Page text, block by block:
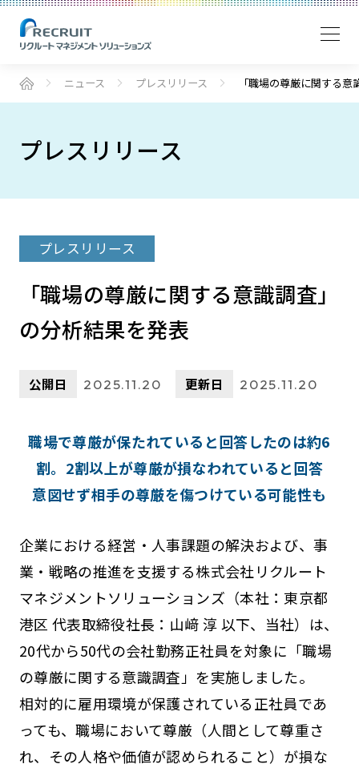
ニュース プレスリリース 「職場の尊厳に関する
プレスリリース
プレスリリース
「職場の尊厳に関する意識調査」
の分析結果を発表
公開日 2025.11.20 更新日 2025.11.20
職場で尊厳が保たれていると回答したのは約6
割。2割以上が尊厳が損なわれていると回答
意図せず相手の尊厳を傷つけている可能性も
企業における経営・人事課題の解決および、事
業・戦略の推進を支援する株式会社リクルート
マネジメントソリューションズ（本社：東京都
港区 代表取締役社長：山﨑 淳 以下、当社）は、
20代から50代の会社勤務正社員を対象に「職場
の尊厳に関する意識調査」を実施しました。
相対的に雇用環境が保護されている正社員であ
っても、職場において尊厳（人間として尊重さ
れ、その人格や価値が認められること）が損な